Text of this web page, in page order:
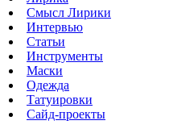
Смысл Лирики
Интервью
Статьи
Инструменты
Маски
Одежда
Татуировки
Сайд-проекты